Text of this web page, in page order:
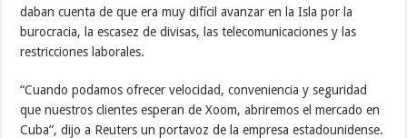
daban cuenta de que era muy difícil avanzar en la Isla por la
burocracia, la escasez de divisas, las telecomunicaciones y las
restricciones laborales.
“Cuando podamos ofrecer velocidad, conveniencia y seguridad
que nuestros clientes esperan de Xoom, abriremos el mercado en
Cuba”, dijo a Reuters un portavoz de la empresa estadounidense.